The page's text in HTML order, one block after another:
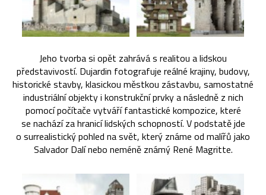
Jeho tvorba si opět zahrává s realitou a lidskou
představivostí. Dujardin fotografuje reálné krajiny, budovy,
historické stavby, klasickou městkou zástavbu, samostatné
industriální objekty i konstrukční prvky a následně z nich
pomocí počítače vytváří fantastické kompozice, které
se nachází za hranicí lidských schopností. V podstatě jde
o surrealistický pohled na svět, který známe od malířů jako
Salvador Dalí nebo neméně známý René Magritte.